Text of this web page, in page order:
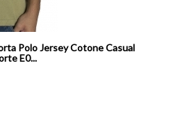
Polo Jersey Cotone Casual
E0...